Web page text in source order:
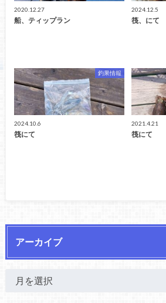
2020.12.27
船、ティップラン
2024.12.5
筏、にて
釣果情報
2024.10.6
筏にて
2021.4.21
筏にて
アーカイブ